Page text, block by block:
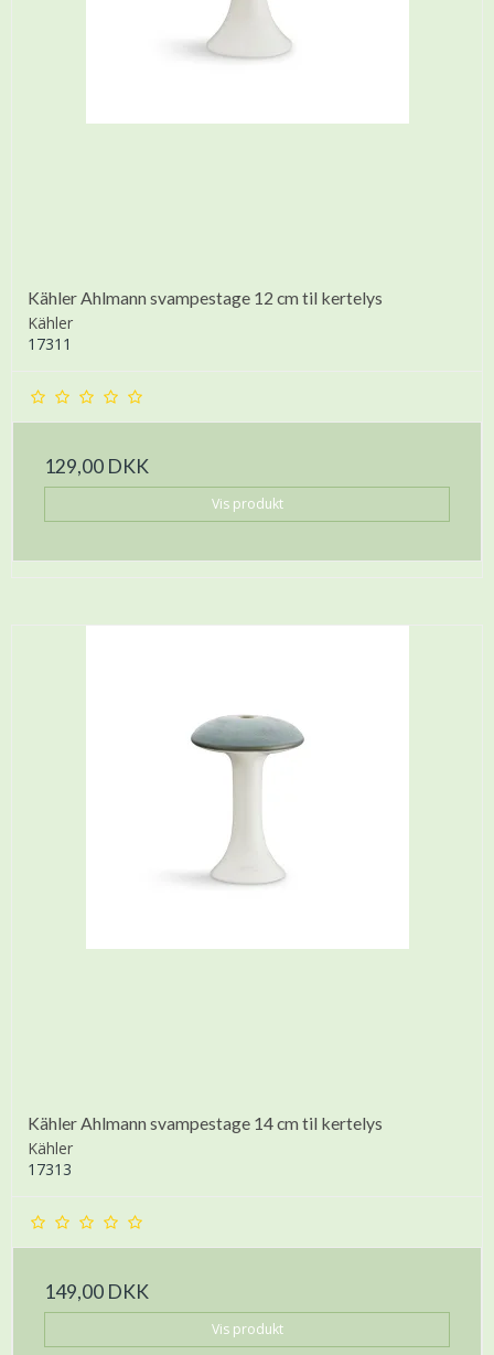
Kähler Ahlmann svampestage 12 cm til kertelys
Kähler
17311
129,00 DKK
Vis produkt
Kähler Ahlmann svampestage 14 cm til kertelys
Kähler
17313
149,00 DKK
Vis produkt